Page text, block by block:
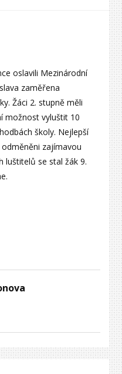
oslavili Mezinárodní
zaměřena
Žáci 2. stupně měli
možnost vyluštit 10
školy. Nejlepší
zajímavou
luštitelů se stal žák 9.